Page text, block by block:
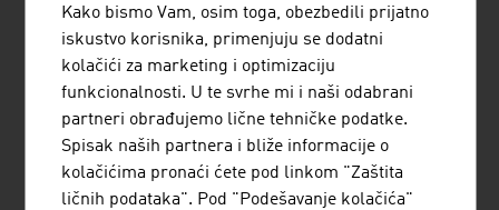
Agencija za promociju austrijske pokrajine Tirol pruža
preduzećima i istraživačkim ustanovama podršku pri
realizaciji njihovih inovacionih i razvojnih projekata u
Tirolu.
Kako bismo Vam, osim toga, obezbedili prijatno
iskustvo korisnika, primenjuju se dodatni
kolačići za marketing i optimizaciju
funkcionalnosti. U te svrhe mi i naši odabrani
partneri obrađujemo lične tehničke podatke.
Spisak naših partnera i bliže informacije o
kolačićima pronaći ćete pod linkom "Zaštita
ličnih podataka". Pod "Podešavanje kolačića"